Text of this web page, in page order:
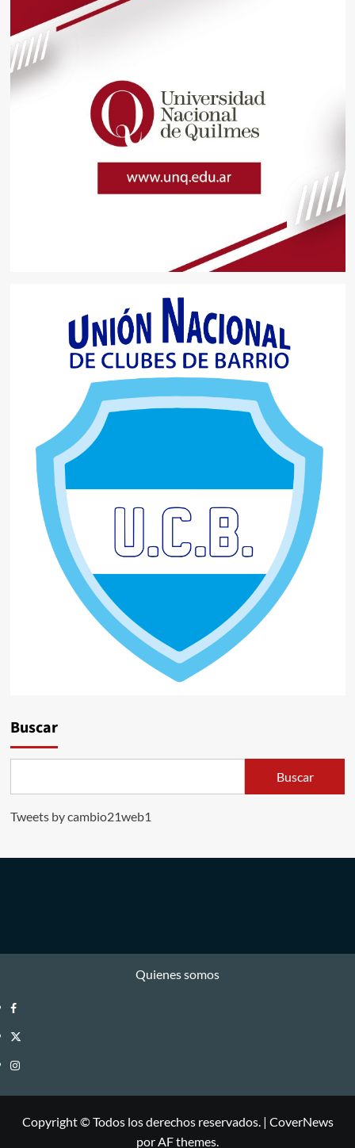
Buscar
Buscar
Tweets by cambio21web1
Quienes somos
Facebook
Twitter
Instagram
Copyright © Todos los derechos reservados. | CoverNews
por AF themes.